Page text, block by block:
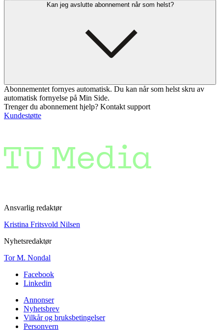
Kan jeg avslutte abonnement når som helst?
Abonnementet fornyes automatisk. Du kan når som helst skru av
automatisk fornyelse på Min Side.
Trenger du abonnement hjelp? Kontakt support
Kundestøtte
Ansvarlig redaktør
Kristina Fritsvold Nilsen
Nyhetsredaktør
Tor M. Nondal
Facebook
Linkedin
Annonser
Nyhetsbrev
Vilkår og bruksbetingelser
Personvern